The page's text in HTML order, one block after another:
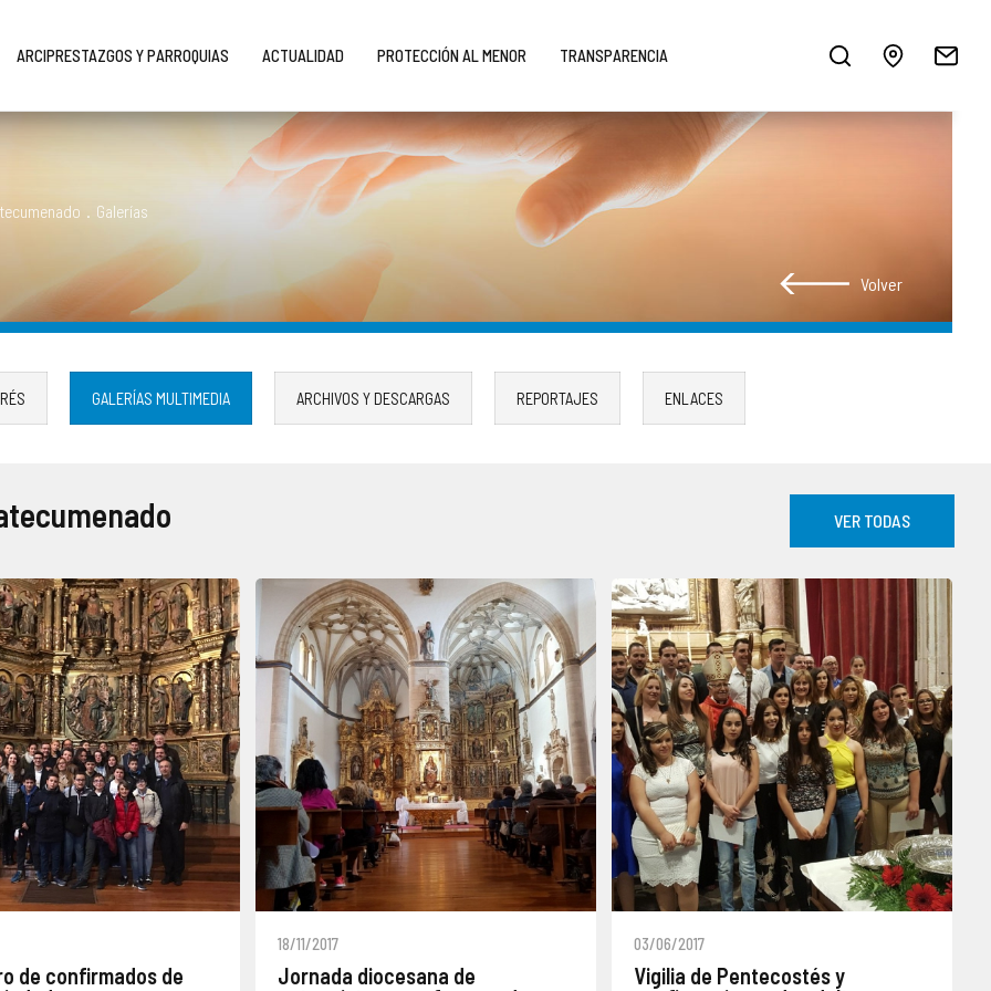
ARCIPRESTAZGOS Y PARROQUIAS ACTUALIDAD PROTECCIÓN AL MENOR TRANSPARENCIA
. Galerías
Volver
GALERÍAS MULTIMEDIA ARCHIVOS Y DESCARGAS REPORTAJES ENLACES
VER TODAS
de confirmados de
18/11/2017
Jornada diocesana de
03/06/2017
Vigilia de Pentecostés y